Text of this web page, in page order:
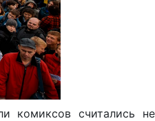
комиксов считались